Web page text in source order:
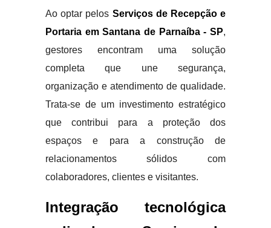
Ao optar pelos Serviços de Recepção e
Portaria em Santana de Parnaíba - SP,
gestores encontram uma solução
completa que une segurança,
organização e atendimento de qualidade.
Trata-se de um investimento estratégico
que contribui para a proteção dos
espaços e para a construção de
relacionamentos sólidos com
colaboradores, clientes e visitantes.
Integração tecnológica